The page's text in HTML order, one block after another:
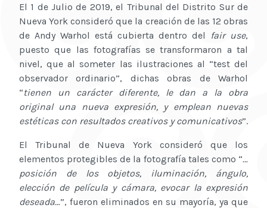
El 1 de Julio de 2019, el Tribunal del Distrito Sur de
Nueva York consideró que la creación de las 12 obras
de Andy Warhol está cubierta dentro del
fair use,
puesto que las fotografías se transformaron a tal
nivel, que al someter las ilustraciones al “test del
observador ordinario”, dichas obras de Warhol
“tienen un carácter diferente, le dan a la obra
original una nueva expresión, y emplean nuevas
estéticas con resultados creativos y comunicativos”.
El Tribunal de Nueva York consideró que los
elementos protegibles de la fotografía tales como “…
posición de los objetos, iluminación, ángulo,
elección de película y cámara, evocar la expresión
deseada…”, fueron eliminados en su mayoría, ya que